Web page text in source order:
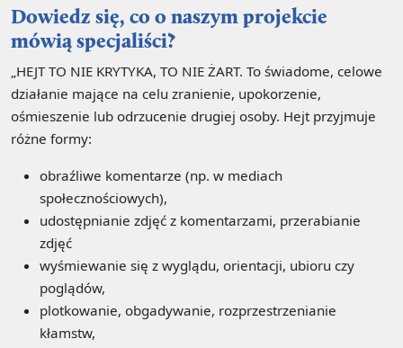
Dowiedz się, co o naszym projekcie
mówią specjaliści?
„HEJT TO NIE KRYTYKA, TO NIE ŻART. To świadome, celowe
działanie mające na celu zranienie, upokorzenie,
ośmieszenie lub odrzucenie drugiej osoby. Hejt przyjmuje
różne formy:
obraźliwe komentarze (np. w mediach
społecznościowych),
udostępnianie zdjęć z komentarzami, przerabianie
zdjęć
wyśmiewanie się z wyglądu, orientacji, ubioru czy
poglądów,
plotkowanie, obgadywanie, rozprzestrzenianie
kłamstw,